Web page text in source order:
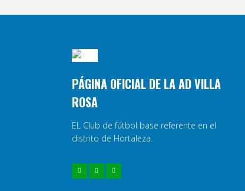
PÁGINA OFICIAL DE LA AD VILLA
ROSA
EL Club de fútbol base referente en el
distrito de Hortaleza.